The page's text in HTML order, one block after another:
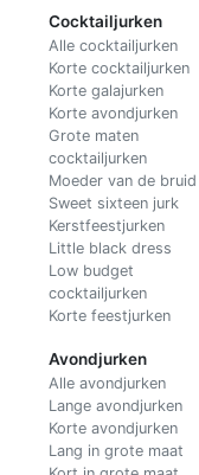
Cocktailjurken
Alle cocktailjurken
Korte cocktailjurken
Korte galajurken
Korte avondjurken
Grote maten
cocktailjurken
Moeder van de bruid
Sweet sixteen jurk
Kerstfeestjurken
Little black dress
Low budget
cocktailjurken
Korte feestjurken
Avondjurken
Alle avondjurken
Lange avondjurken
Korte avondjurken
Lang in grote maat